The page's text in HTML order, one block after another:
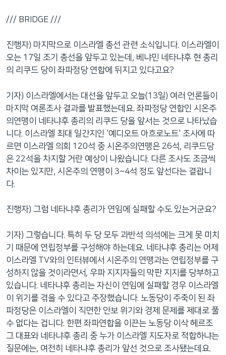
/// BRIDGE ///
진행자) 마지막으로 이스라엘 총선 관련 소식입니다. 이스라엘이
오는 17일 조기 총선을 앞두고 있는데, 베냐민 네타냐후 현 총리
의 리쿠드 당이 좌파정당 연합에 뒤지고 있다고요?
기자) 이스라엘에서는 대선을 앞두고 오늘(13일) 여러 언론들이
마지막 여론조사 결과를 발표했는데요. 좌파정당 연합인 시온주
의연맹이 네타냐후 총리의 리쿠드 당을 앞서는 것으로 나타났습
니다. 이스라엘 최대 일간지인 '예디오트 아흐로노트' 조사에 따
르면 이스라엘 의회 120석 중 시온주의연맹은 26석, 리쿠드당
은 22석을 차지할 거란 예상이 나왔습니다. 다른 조사도 조금씩
차이는 있지만, 시온주의 연맹이 3~4석 정도 앞선다는 결괍니
다.
진행자) 그럼 네타냐후 총리가 연임에 실패할 수도 있는거군요?
기자) 그렇습니다. 특히 두 당 모두 과반석 의석에는 크게 못 미치
기 때문에 연립정부를 구성해야 하는데요. 네타냐후 총리는 어제
이스라엘 TV와의 인터뷰에서 시온주의 연맹과는 연립정부를 구
성하지 않을 것이라면서, 우파 지지자들의 막판 지지를 당부하고
있습니다. 네타냐후 총리는 자신이 연임에 실패할 경우 이스라엘
이 위기를 겪을 수 있다고 주장했습니다. 노동당이 주축이 된 좌
파정당은 이스라엘이 직면한 안보 위기와 경제 문제를 제대로 풀
수 없다는 겁니다. 한편 좌파연합을 이끈는 노동당 이삭 헤르조
그 대표와 네타냐후 총리 중 누가 이스라엘 지도자로 적합하냐는
질문에는, 여전히 네타냐후 총리가 앞선 것으로 조사됐는데요.